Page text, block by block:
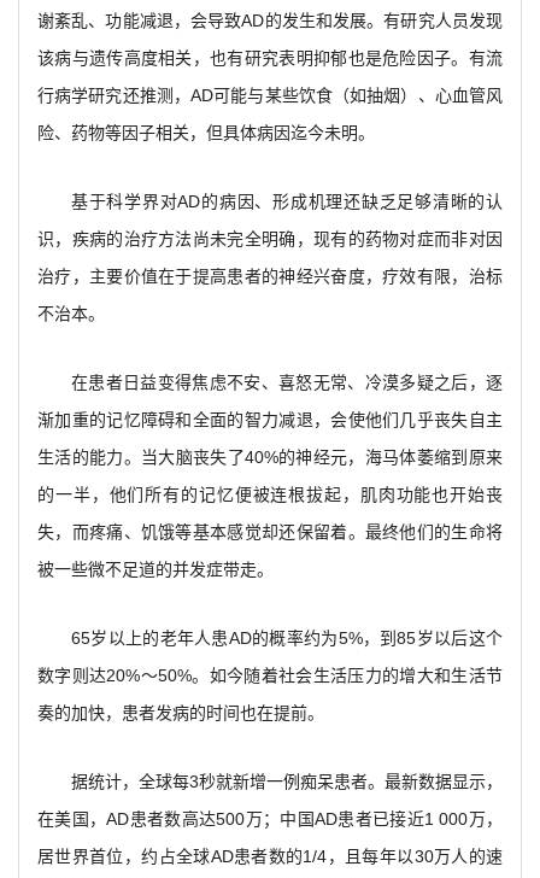
谢紊乱、功能减退，会导致AD的发生和发展。有研究人员发现
该病与遗传高度相关，也有研究表明抑郁也是危险因子。有流
行病学研究还推测，AD可能与某些饮食（如抽烟）、心血管风
险、药物等因子相关，但具体病因迄今未明。
基于科学界对AD的病因、形成机理还缺乏足够清晰的认
识，疾病的治疗方法尚未完全明确，现有的药物对症而非对因
治疗，主要价值在于提高患者的神经兴奋度，疗效有限，治标
不治本。
在患者日益变得焦虑不安、喜怒无常、冷漠多疑之后，逐
渐加重的记忆障碍和全面的智力减退，会使他们几乎丧失自主
生活的能力。当大脑丧失了40%的神经元，海马体萎缩到原来
的一半，他们所有的记忆便被连根拔起，肌肉功能也开始丧
失，而疼痛、饥饿等基本感觉却还保留着。最终他们的生命将
被一些微不足道的并发症带走。
65岁以上的老年人患AD的概率约为5%，到85岁以后这个
数字则达20%～50%。如今随着社会生活压力的增大和生活节
奏的加快，患者发病的时间也在提前。
据统计，全球每3秒就新增一例痴呆患者。最新数据显示，
在美国，AD患者数高达500万；中国AD患者已接近1 000万，
居世界首位，约占全球AD患者数的1/4，且每年以30万人的速